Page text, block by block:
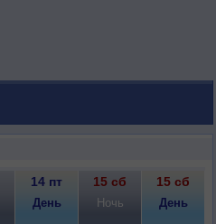
14 пт 15 сб 15 сб
День Ночь День